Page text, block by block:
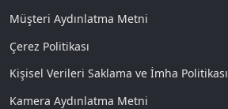
Müşteri Aydınlatma Metni
Çerez Politikası
Kişisel Verileri Saklama ve İmha Politikası
Kamera Aydınlatma Metni